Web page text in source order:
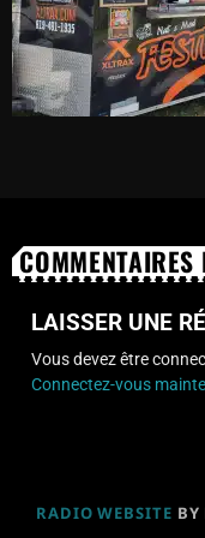
LAISSER UNE
Vous devez être
Connectez-vous
RADIO WEBSITE